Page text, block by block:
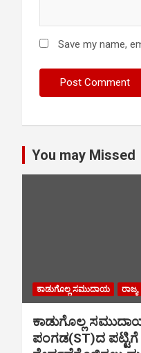
Save my name,
You may Missed
ಕಾಡುಗೊಲ್ಲ ಸಮುದಾಯ ರಾಜ್ಯ
ಕಾಡುಗೊಲ್ಲ
ಪಂಗಡ(ST)ದ ಪಟ್ಟಿಗೆ